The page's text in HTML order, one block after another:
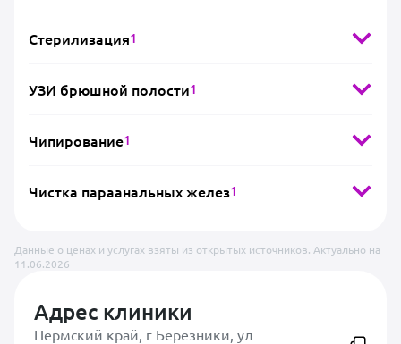
Стерилизация1
УЗИ брюшной полости1
Чипирование1
Чистка параанальных желез1
Данные о ценах и услугах взяты из открытых источников. Актуально на
11.06.2026
Адрес клиники
Пермский край, г Березники, ул